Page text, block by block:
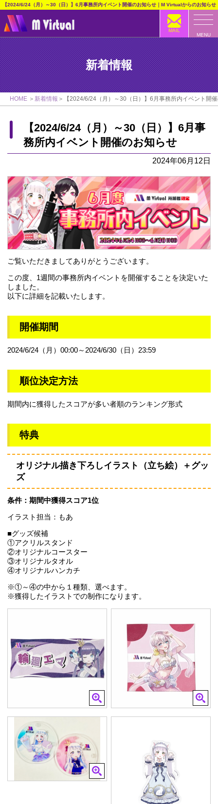
【2024/6/24（月）～30（日）】6月事務所内イベント開催のお知らせ｜M Virtualからのお知らせ
MENU
MAIL
新着情報
HOME 新着情報 【2024/6/24（月）～30（日）】6月事務所内イベント開
【2024/6/24（月）～30（日）】6月事
務所内イベント開催のお知らせ
2024年06月12日
ご覧いただきましてありがとうございます。
この度、1週間の事務所内イベントを開催することを決定いた
しました。
以下に詳細を記載いたします。
開催期間
2024/6/24（月）00:00～2024/6/30（日）23:59
順位決定方法
期間内に獲得したスコアが多い者順のランキング形式
特典
オリジナル描き下ろしイラスト（立ち絵）＋グッ
ズ
条件：期間中獲得スコア1位
イラスト担当：もあ
■グッズ候補
①アクリルスタンド
②オリジナルコースター
③オリジナルタオル
④オリジナルハンカチ
※①～④の中から１種類、選べます。
※獲得したイラストでの制作になります。